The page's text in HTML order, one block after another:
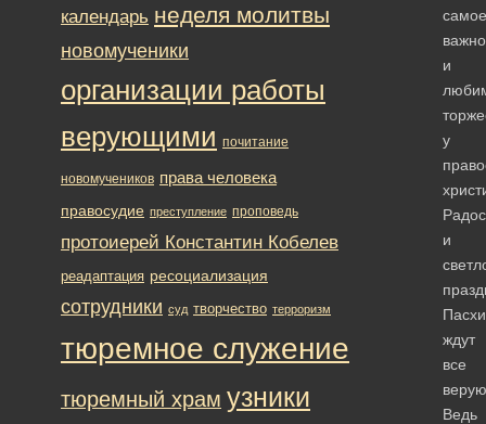
самое
и
у
и
Пасхи
ждут
все
Ведь
календарь неделя молитвы
новомученики
организации работы
верующими почитание
новомучеников права человека
правосудие преступление проповедь
протоиерей Константин Кобелев
реадаптация ресоциализация
сотрудники суд творчество терроризм
тюремное служение
тюремный храм узники